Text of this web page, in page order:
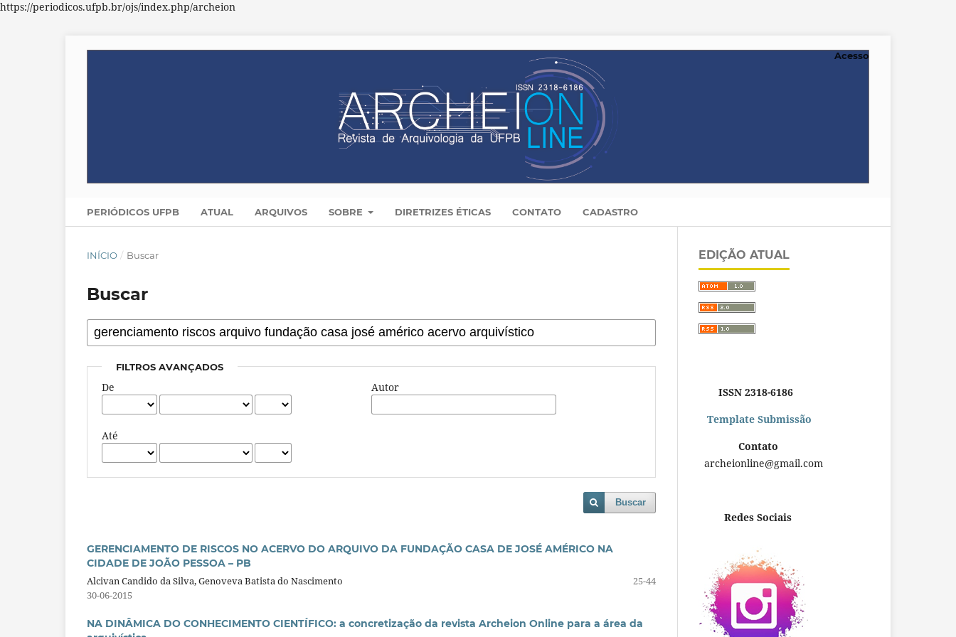
https://periodicos.ufpb.br/ojs/index.php/archeion
PERIÓDICOS UFPB ATUAL ARQUIVOS SOBRE DIRETRIZES ÉTICAS CONTATO CADASTRO
Acesso
INÍCIO / Buscar
Buscar
FILTROS AVANÇADOS
De
Até
Autor
Buscar
GERENCIAMENTO DE RISCOS NO ACERVO DO ARQUIVO DA FUNDAÇÃO CASA DE JOSÉ AMÉRICO NA
CIDADE DE JOÃO PESSOA – PB
Alcivan Candido da Silva, Genoveva Batista do Nascimento
25-44
30-06-2015
NA DINÂMICA DO CONHECIMENTO CIENTÍFICO: a concretização da revista Archeion Online para a área da
EDIÇÃO ATUAL
ISSN 2318-6186
Template Submissão
Contato
archeionline@gmail.com
Redes Sociais